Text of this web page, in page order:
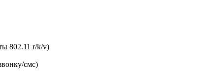
802.11 r/k/v)
смс)